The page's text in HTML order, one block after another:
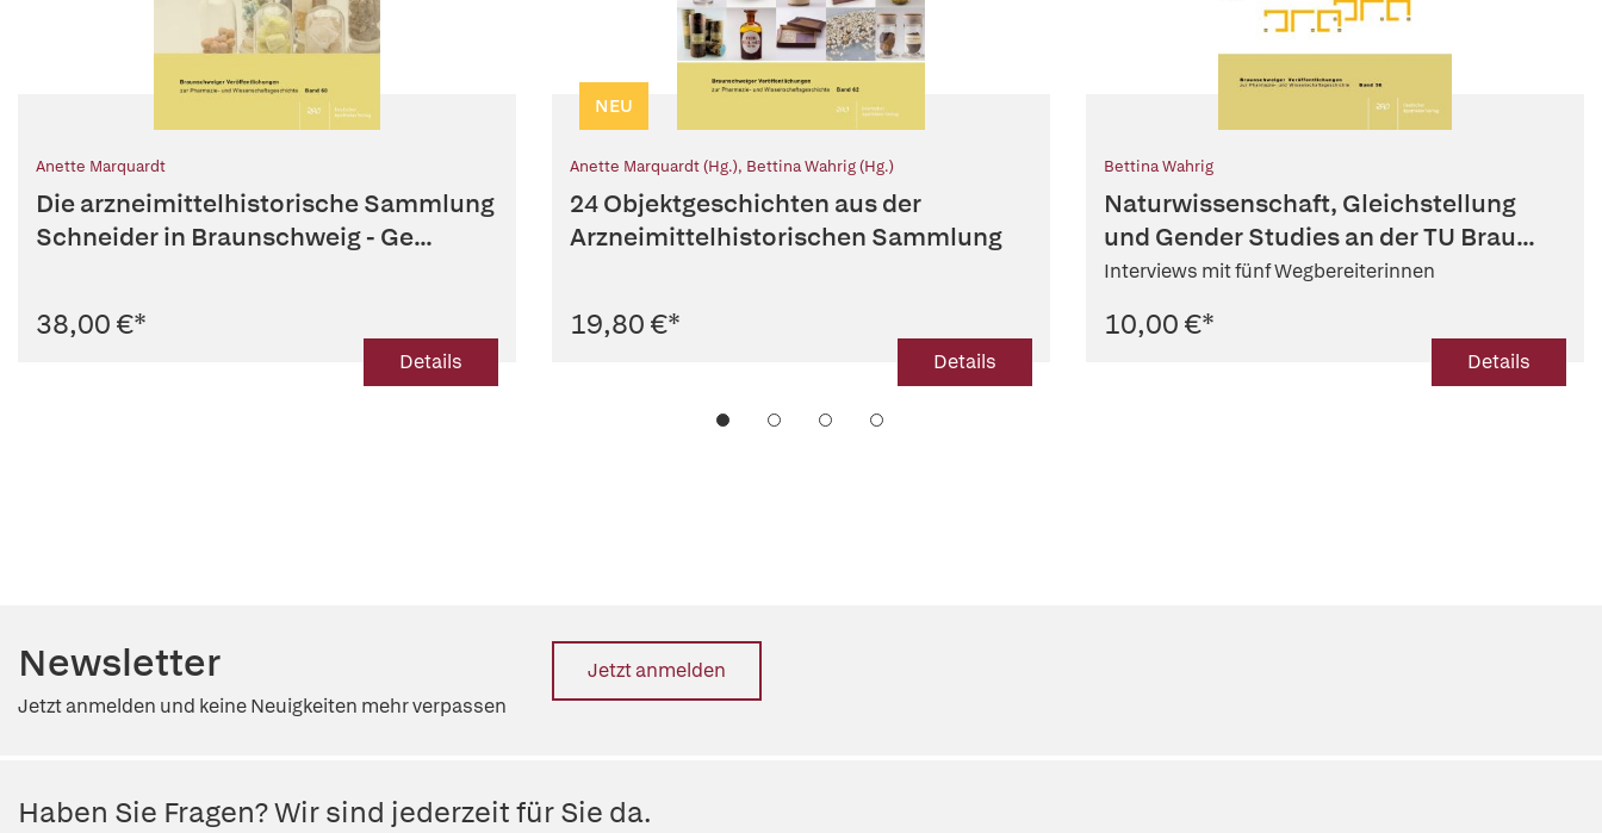
Anette Marquardt
Die arzneimittelhistorische Sammlung
Schneider in Braunschweig - Ge...
38,00 €*
Details
NEU
Anette Marquardt (Hg.), Bettina Wahrig (Hg.)
24 Objektgeschichten aus der
Arzneimittelhistorischen Sammlung
19,80 €*
Details
Bettina Wahrig
Naturwissenschaft, Gleichstellung
und Gender Studies an der TU Brau...
Interviews mit fünf Wegbereiterinnen
10,00 €*
Details
Newsletter
Jetzt anmelden und keine Neuigkeiten mehr verpassen
Jetzt anmelden
Haben Sie Fragen? Wir sind jederzeit für Sie da.